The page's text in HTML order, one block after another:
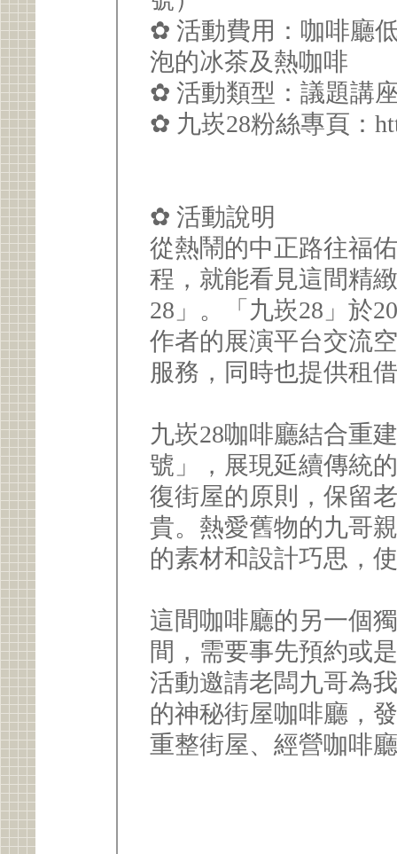
✿ 活動費用：咖啡廳
泡的冰茶及熱咖啡
✿ 活動類型：議題講
✿ 九崁28粉絲專頁：
✿ 活動說明
從熱鬧的中正路往福
程，就能看見這間精
28」。「九崁28」於
作者的展演平台交流
服務，同時也提供租
九崁28咖啡廳結合重
號」，展現延續傳統
復街屋的原則，保留
貴。熱愛舊物的九哥
的素材和設計巧思，
這間咖啡廳的另一個
間，需要事先預約或
活動邀請老闆九哥為
的神秘街屋咖啡廳，
重整街屋、經營咖啡